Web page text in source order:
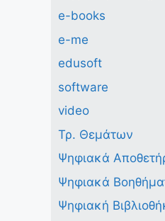
e-books
e-me
edusoft
software
video
Τρ. Θεμάτων
Ψηφιακά
Ψηφιακά
Ψηφιακή